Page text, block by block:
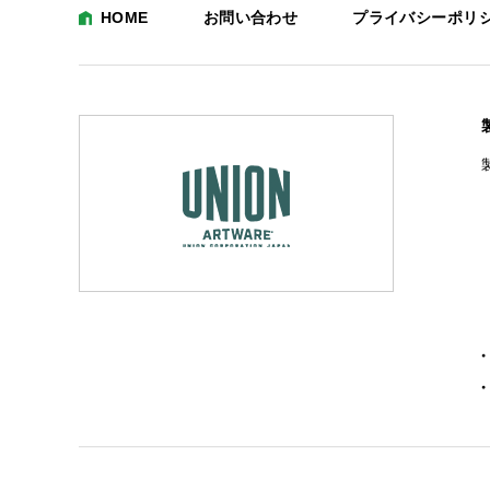
HOME お問い合わせ プライバシーポリ